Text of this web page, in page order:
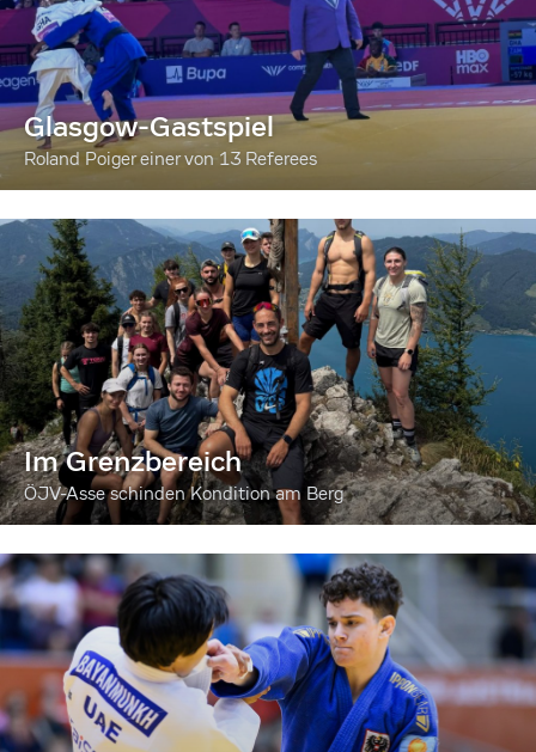
Glasgow-Gastspiel
Roland Poiger einer von 13 Referees
Im Grenzbereich
ÖJV-Asse schinden Kondition am Berg